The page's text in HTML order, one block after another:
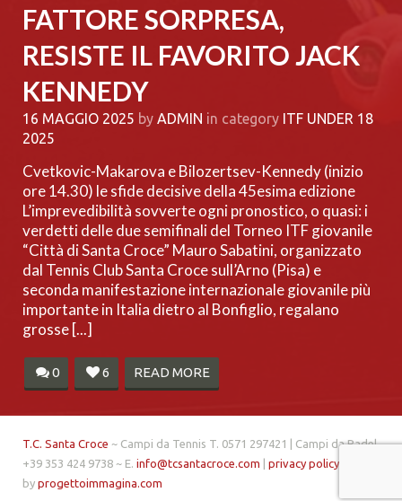
FATTORE SORPRESA,
RESISTE IL FAVORITO JACK
KENNEDY
16 MAGGIO 2025 by ADMIN in category ITF UNDER 18
2025
Cvetkovic-Makarova e Bilozertsev-Kennedy (inizio
ore 14.30) le sfide decisive della 45esima edizione
L’imprevedibilità sovverte ogni pronostico, o quasi: i
verdetti delle due semifinali del Torneo ITF giovanile
“Città di Santa Croce” Mauro Sabatini, organizzato
dal Tennis Club Santa Croce sull’Arno (Pisa) e
seconda manifestazione internazionale giovanile più
importante in Italia dietro al Bonfiglio, regalano
grosse [...]
0 6 READ MORE
T.C. Santa Croce ~ Campi da Tennis T. 0571 297421 | Campi da Padel
+39 353 424 9738 ~ E. info@tcsantacroce.com | privacy policy
by progettoimmagina.com